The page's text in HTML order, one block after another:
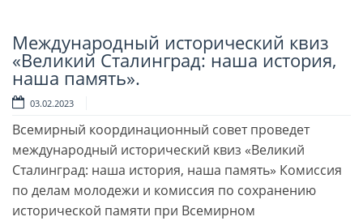
Читать далее
Международный исторический квиз
«Великий Сталинград: наша история,
наша память».
03.02.2023
Всемирный координационный совет проведет
международный исторический квиз «Великий
Сталинград: наша история, наша память» Комиссия
по делам молодежи и комиссия по сохранению
исторической памяти при Всемирном